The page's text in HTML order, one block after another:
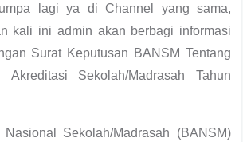
lagi ya di Channel yang sama,
kali ini admin akan berbagi informasi
Surat Keputusan BANSM Tentang
Akreditasi Sekolah/Madrasah Tahun
Sekolah/Madrasah (BANSM)